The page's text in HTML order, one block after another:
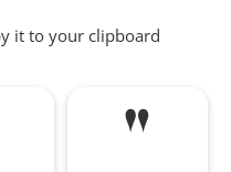
it to your clipboard
"